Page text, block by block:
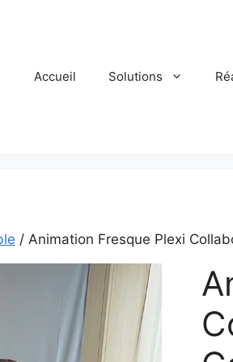
Accueil Solutions
/ Animation Fresque Plexi